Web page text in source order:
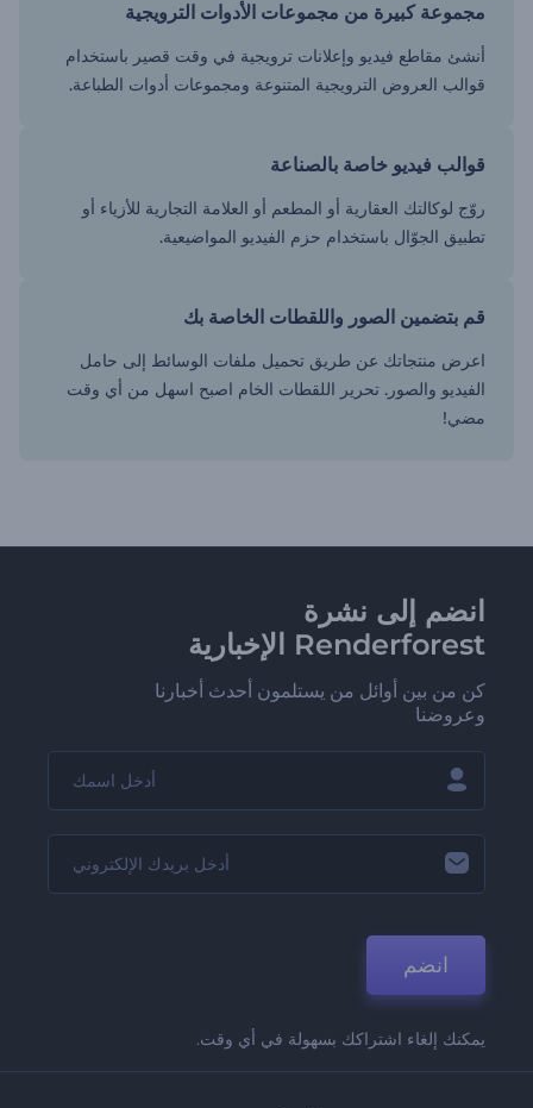
مجموعة كبيرة من مجموعات الأدوات الترويجية
أنشئ مقاطع فيديو وإعلانات ترويجية في وقت قصير باستخدام
قوالب العروض الترويجية المتنوعة ومجموعات أدوات الطباعة.
قوالب فيديو خاصة بالصناعة
روّج لوكالتك العقارية أو المطعم أو العلامة التجارية للأزياء أو
تطبيق الجوّال باستخدام حزم الفيديو المواضيعية.
قم بتضمين الصور واللقطات الخاصة بك
اعرض منتجاتك عن طريق تحميل ملفات الوسائط إلى حامل
الفيديو والصور. تحرير اللقطات الخام اصبح اسهل من أي وقت
مضي!
انضم إلى نشرة
Renderforest الإخبارية
كن من بين أوائل من يستلمون أحدث أخبارنا
وعروضنا
انضم
يمكنك إلغاء اشتراكك بسهولة في أي وقت.